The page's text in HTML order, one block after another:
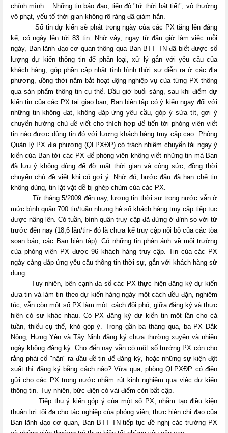
chính mình... Những tin báo đạo, tiến độ "tứ thời bát tiết", vô thưởng
vô phạt, yếu tố thời gian không rõ ràng đã giảm hẳn.
Số tin dự kiến sẽ phát trong ngày của các PX tăng lên đáng
kể, có ngày lên tới 83 tin. Nhờ vậy, ngay từ đầu giờ làm việc mỗi
ngày, Ban lãnh đạo cơ quan thông qua Ban BTT TN đã biết được số
lượng dự kiến thông tin để phân loại, xử lý gắn với yêu cầu của
khách hàng, góp phần cập nhật tình hình thời sự diễn ra ở các địa
phương, đồng thời nắm bắt hoạt động nghiệp vụ của từng PX thông
qua sản phẩm thông tin cụ thể. Đầu giờ buổi sáng, sau khi điểm dự
kiến tin của các PX tại giao ban, Ban biên tập có ý kiến ngay đối với
những tin không đạt, không đáp ứng yêu cầu, góp ý sửa tít, gợi ý
chuyển hướng chủ đề viết cho thích hợp để tiến tới phóng viên viết
tin nào được dùng tin đó với lượng khách hàng truy cập cao. Phòng
Quản lý PX địa phương (QLPXĐP) có trách nhiệm chuyển tải ngay ý
kiến của Ban tới các PX để phóng viên không viết những tin mà Ban
đã lưu ý không dùng để đỡ mất thời gian và công sức, đồng thời
chuyển chủ đề viết khi có gợi ý. Nhờ đó, bước đầu đã hạn chế tin
không dùng, tin lặt vặt dễ bị ghép chùm của các PX.
Từ tháng 5/2009 đến nay, lượng tin thời sự trong nước vẫn ở
mức bình quân 700 tin/tuần nhưng hệ số khách hàng truy cập tiếp tục
được nâng lên. Có tuần, bình quân truy cập đã đứng ở đỉnh so với từ
trước đến nay (18,6 lần/tin- đó là chưa kể truy cập nội bộ của các tòa
soạn báo, các Ban biên tập). Có những tin phản ánh về môi trường
của phóng viên PX được 96 khách hàng truy cập. Tin của các PX
ngày càng đáp ứng yêu cầu thông tin thời sự, gắn với khách hàng sử
dụng.
Tuy nhiên, bên cạnh đa số các PX thực hiện đăng ký dự kiến
đưa tin và làm tin theo dự kiến hàng ngày một cách đều đặn, nghiêm
túc, vẫn còn một số PX làm một cách đối phó, giữa đăng ký và thực
hiện có sự khác nhau. Có PX đăng ký dự kiến tin một lần cho cả
tuần, thiếu cụ thể, khó góp ý. Trong gần ba tháng qua, ba PX Đắk
Nông, Hưng Yên và Tây Ninh đăng ký chưa thường xuyên và nhiều
ngày không đăng ký. Cho đến nay vẫn có một số trưởng PX còn cho
rằng phải cố "nặn" ra đầu đề tin để đăng ký, hoặc những sự kiện đột
xuất thì đăng ký bằng cách nào? Vừa qua, phòng QLPXĐP có điện
gửi cho các PX trong nước nhằm rút kinh nghiệm qua việc dự kiến
thông tin. Tuy nhiên, bức điện có vài điểm còn bất cập.
Tiếp thu ý kiến góp ý của một số PX, nhằm tạo điều kiện
thuận lợi tối đa cho tác nghiệp của phóng viên, thực hiện chỉ đạo của
Ban lãnh đạo cơ quan, Ban BTT TN tiếp tục đề nghị các trưởng PX